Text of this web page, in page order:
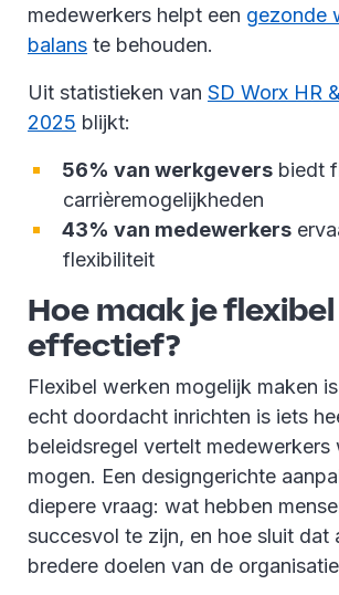
medewerkers helpt een gezonde
balans te behouden.
Uit statistieken van SD Worx HR
2025 blijkt:
56% van werkgevers biedt
carrièremogelijkheden
43% van medewerkers
flexibiliteit
Hoe maak je
effectief?
Flexibel werken mogelijk maken
echt doordacht inrichten is iets
beleidsregel vertelt medewerkers
mogen. Een designgerichte
diepere vraag: wat hebben
succesvol te zijn, en hoe sluit dat
bredere doelen van de